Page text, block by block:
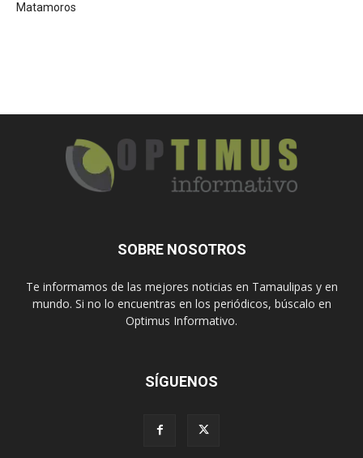
Matamoros
SOBRE NOSOTROS
Te informamos de las mejores noticias en Tamaulipas y en
mundo. Si no lo encuentras en los periódicos, búscalo en
Optimus Informativo.
SÍGUENOS